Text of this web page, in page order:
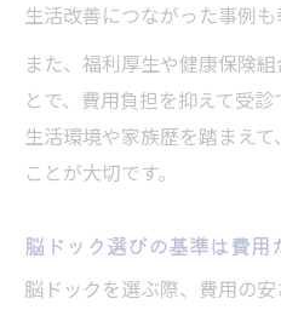
生活改善につながった事例も
また、福利厚生や健康保険
とで、費用負担を抑えて受診
生活環境や家族歴を踏まえ
ことが大切です。
脳ドック選びの基準は費用
脳ドックを選ぶ際、費用の